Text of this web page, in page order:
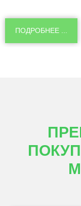
ПОДРОБНЕЕ ...